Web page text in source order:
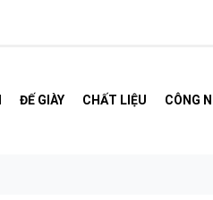
ĐẾ GIÀY CHẤT LIỆU CÔNG